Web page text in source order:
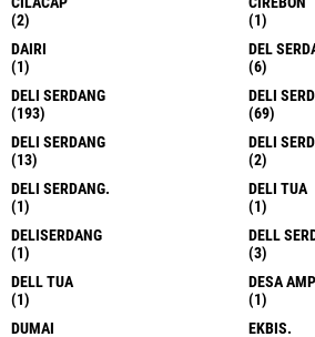
(2)
(1)
DAIRI
(1)
DEL
(6)
DELI SERDANG
(193)
DELI
(69)
DELI SERDANG
(13)
DELI
(2)
DELI SERDANG.
(1)
DELI TUA
(1)
DELISERDANG
(1)
DELL
(3)
DELL TUA
(1)
DESA
(1)
DUMAI
EKBIS.